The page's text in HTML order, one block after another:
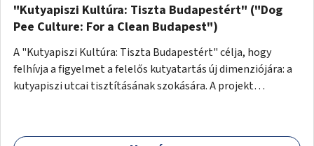
"Kutyapiszi Kultúra: Tiszta Budapestért" ("Dog
Pee Culture: For a Clean Budapest")
A "Kutyapiszi Kultúra: Tiszta Budapestért" célja, hogy
felhívja a figyelmet a felelős kutyatartás új dimenziójára: a
kutyapiszi utcai tisztításának szokására. A projekt
palack vízzel öblítsék le azt, ezzel hozzájárulva a tiszta,